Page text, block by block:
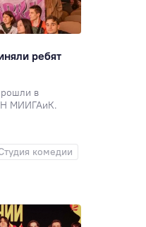
ребят
в
МИИГАиК.
комедии